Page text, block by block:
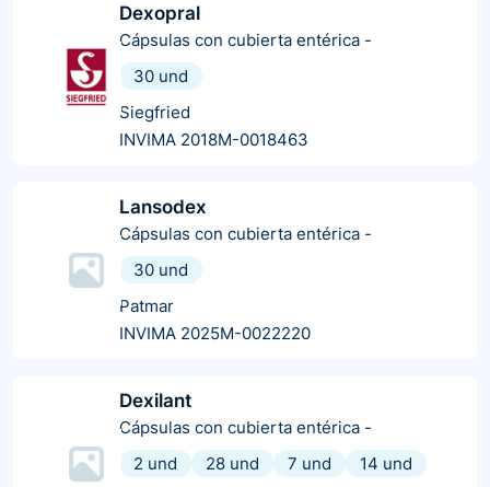
Dexopral
Cápsulas con cubierta entérica -
30 und
Siegfried
INVIMA 2018M-0018463
Lansodex
Cápsulas con cubierta entérica -
30 und
Patmar
INVIMA 2025M-0022220
Dexilant
Cápsulas con cubierta entérica -
2 und
28 und 7 und
14 und